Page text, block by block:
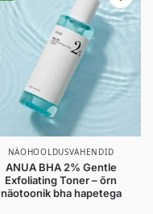
NÄOHOOLDUSVAHENDID
ANUA BHA 2% Gentle
Exfoliating Toner – õrn
näotoonik bha hapetega